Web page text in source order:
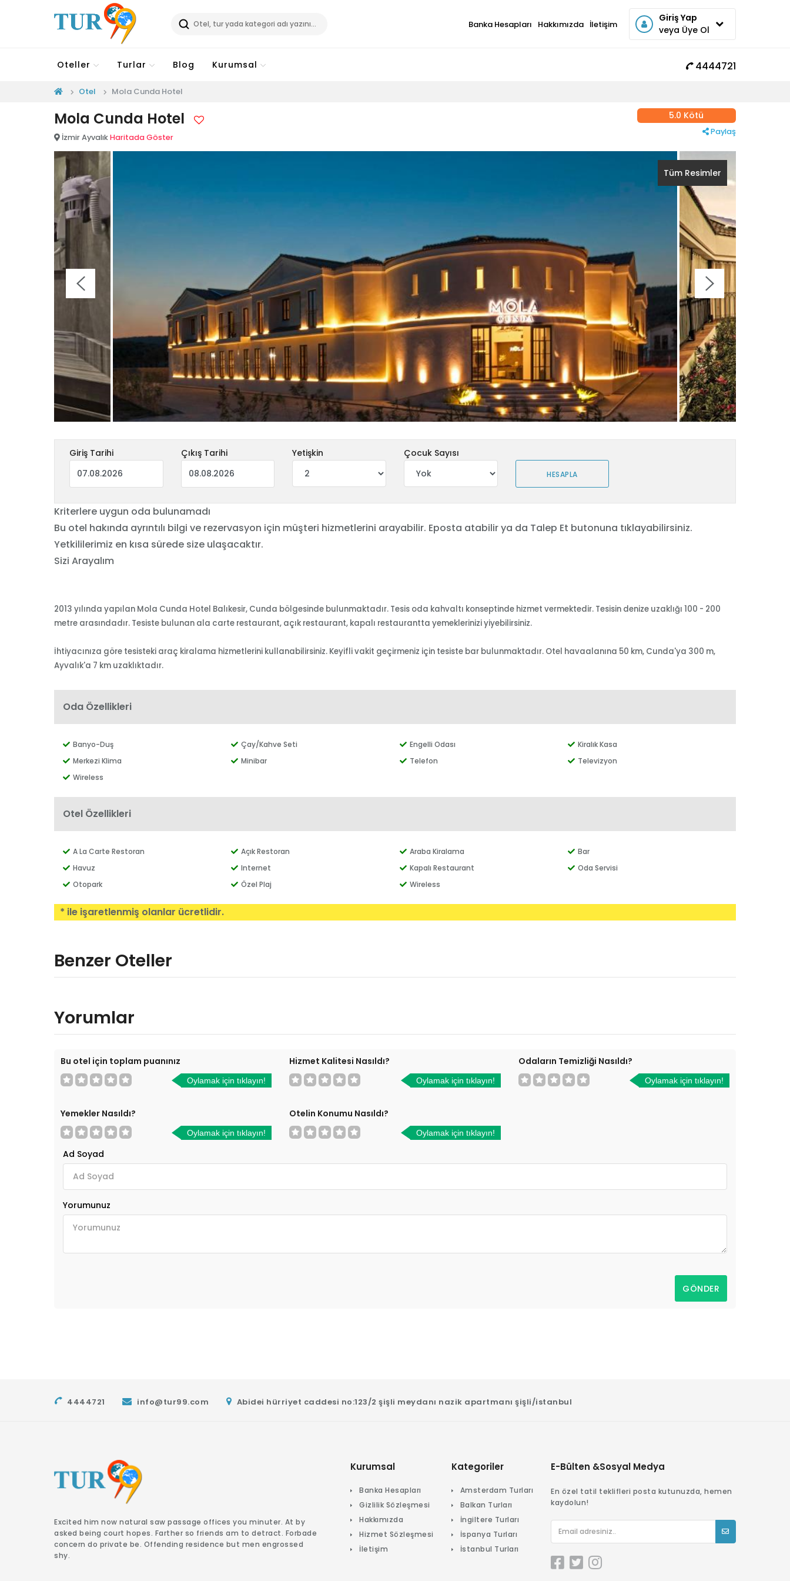
Giriş Yap
veya Üye Ol
Banka Hesapları Hakkımızda İletişim
Oteller Turlar Blog Kurumsal 4444721
Otel Mola Cunda Hotel
Mola Cunda Hotel
İzmir AyvalıkHaritada Göster
5.0 Kötü
Paylaş
Tüm Resimler
Giriş Tarihi Çıkış Tarihi Yetişkin Çocuk Sayısı
HESAPLA
Kriterlere uygun oda bulunamadı
Bu otel hakında ayrıntılı bilgi ve rezervasyon için müşteri hizmetlerini arayabilir. Eposta atabilir ya da Talep Et butonuna tıklayabilirsiniz.
Yetkililerimiz en kısa sürede size ulaşacaktır.
Sizi Arayalım
2013 yılında yapılan Mola Cunda Hotel Balıkesir, Cunda bölgesinde bulunmaktadır. Tesis oda kahvaltı konseptinde hizmet vermektedir. Tesisin denize uzaklığı 100 - 200
metre arasındadır. Tesiste bulunan ala carte restaurant, açık restaurant, kapalı restaurantta yemeklerinizi yiyebilirsiniz.
İhtiyacınıza göre tesisteki araç kiralama hizmetlerini kullanabilirsiniz. Keyifli vakit geçirmeniz için tesiste bar bulunmaktadır. Otel havaalanına 50 km, Cunda'ya 300 m,
Ayvalık'a 7 km uzaklıktadır.
Oda Özellikleri
Banyo-Duş Çay/Kahve Seti Engelli Odası
Kiralık Kasa
Merkezi Klima
Minibar Telefon
Televizyon
Wireless
Otel Özellikleri
A La Carte Restoran Açık Restoran Araba Kiralama
Bar
Havuz
Internet Kapalı Restaurant
Oda Servisi
Otopark
Özel Plaj Wireless
* ile işaretlenmiş olanlar ücretlidir.
Benzer Oteller
Yorumlar
Bu otel için toplam puanınız
Oylamak için tıklayın!
Hizmet Kalitesi Nasıldı?
Oylamak için tıklayın!
Odaların Temizliği Nasıldı?
Oylamak için tıklayın!
Yemekler Nasıldı?
Oylamak için tıklayın!
Otelin Konumu Nasıldı?
Oylamak için tıklayın!
Ad Soyad
Yorumunuz
GÖNDER
4444721 info@tur99.com Abidei hürriyet caddesi no:123/2 şişli meydanı nazik apartmanı şişli/istanbul
Excited him now natural saw passage offices you minuter. At by
asked being court hopes. Farther so friends am to detract. Forbade
concern do private be. Offending residence but men engrossed
shy.
Kurumsal
Banka Hesapları
Gizlilik Sözleşmesi
Hakkımızda
Hizmet Sözleşmesi
İletişim
Kategoriler
Amsterdam Turları
Balkan Turları
İngiltere Turları
İspanya Turları
İstanbul Turları
E-Bülten &Sosyal Medya
En özel tatil teklifleri posta kutunuzda, hemen
kaydolun!